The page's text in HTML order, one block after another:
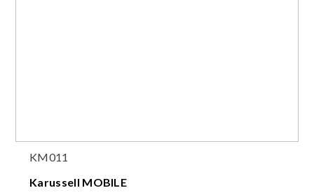
KM011
Karussell MOBILE